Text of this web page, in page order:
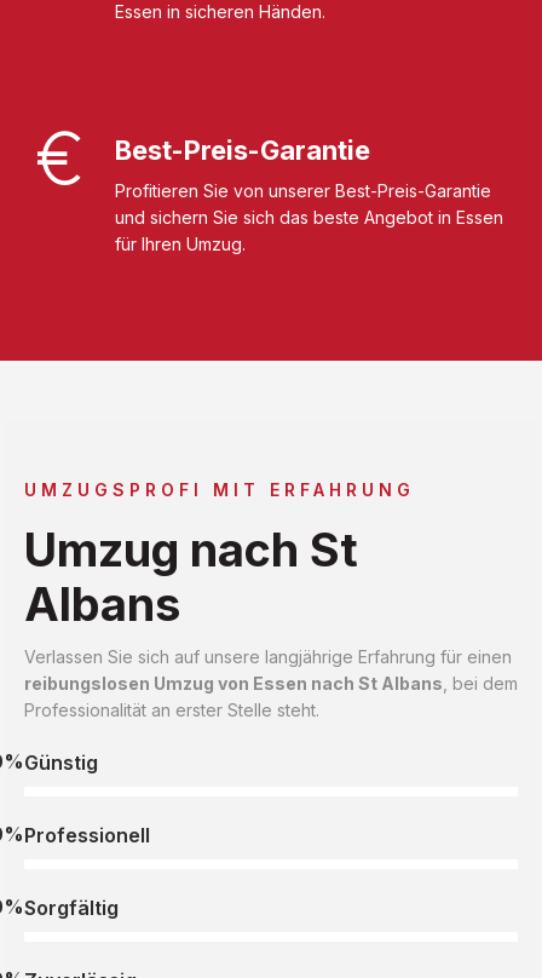
Essen in sicheren Händen.
Best-Preis-Garantie
Profitieren Sie von unserer Best-Preis-Garantie
und sichern Sie sich das beste Angebot in Essen
für Ihren Umzug.
UMZUGSPROFI MIT ERFAHRUNG
Umzug nach St
Albans
Verlassen Sie sich auf unsere langjährige Erfahrung für einen
reibungslosen Umzug von Essen nach St Albans , bei dem
Professionalität an erster Stelle steht.
Günstig
Professionell
Sorgfältig